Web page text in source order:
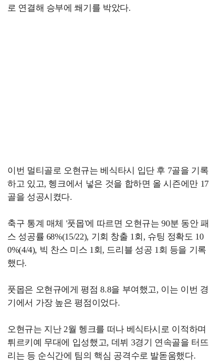
로 연결해 승부에 쐐기를 박았다.
이번 멀티골로 오현규는 베식타시 입단 후 7골을 기록
하고 있고, 헹크에서 넣은 것을 합하면 올 시즌에만 17
골을 성공시켰다.
축구 통계 매체 '풋몹'에 따르면 오현규는 90분 동안 패
스 성공률 68%(15/22), 기회 창출 1회, 슈팅 정확도 10
0%(4/4), 빅 찬스 미스 1회, 드리블 성공 1회 등을 기록
했다.
풋몹은 오현규에게 평점 8.8을 부여했고, 이는 이번 경
기에서 가장 높은 평점이었다.
오현규는 지난 2월 헹크를 떠나 베식타시로 이적하며
튀르키예 무대에 입성했고, 데뷔 3경기 연속골을 터뜨
리는 등 순식간에 팀의 핵심 공격수로 발돋움했다.